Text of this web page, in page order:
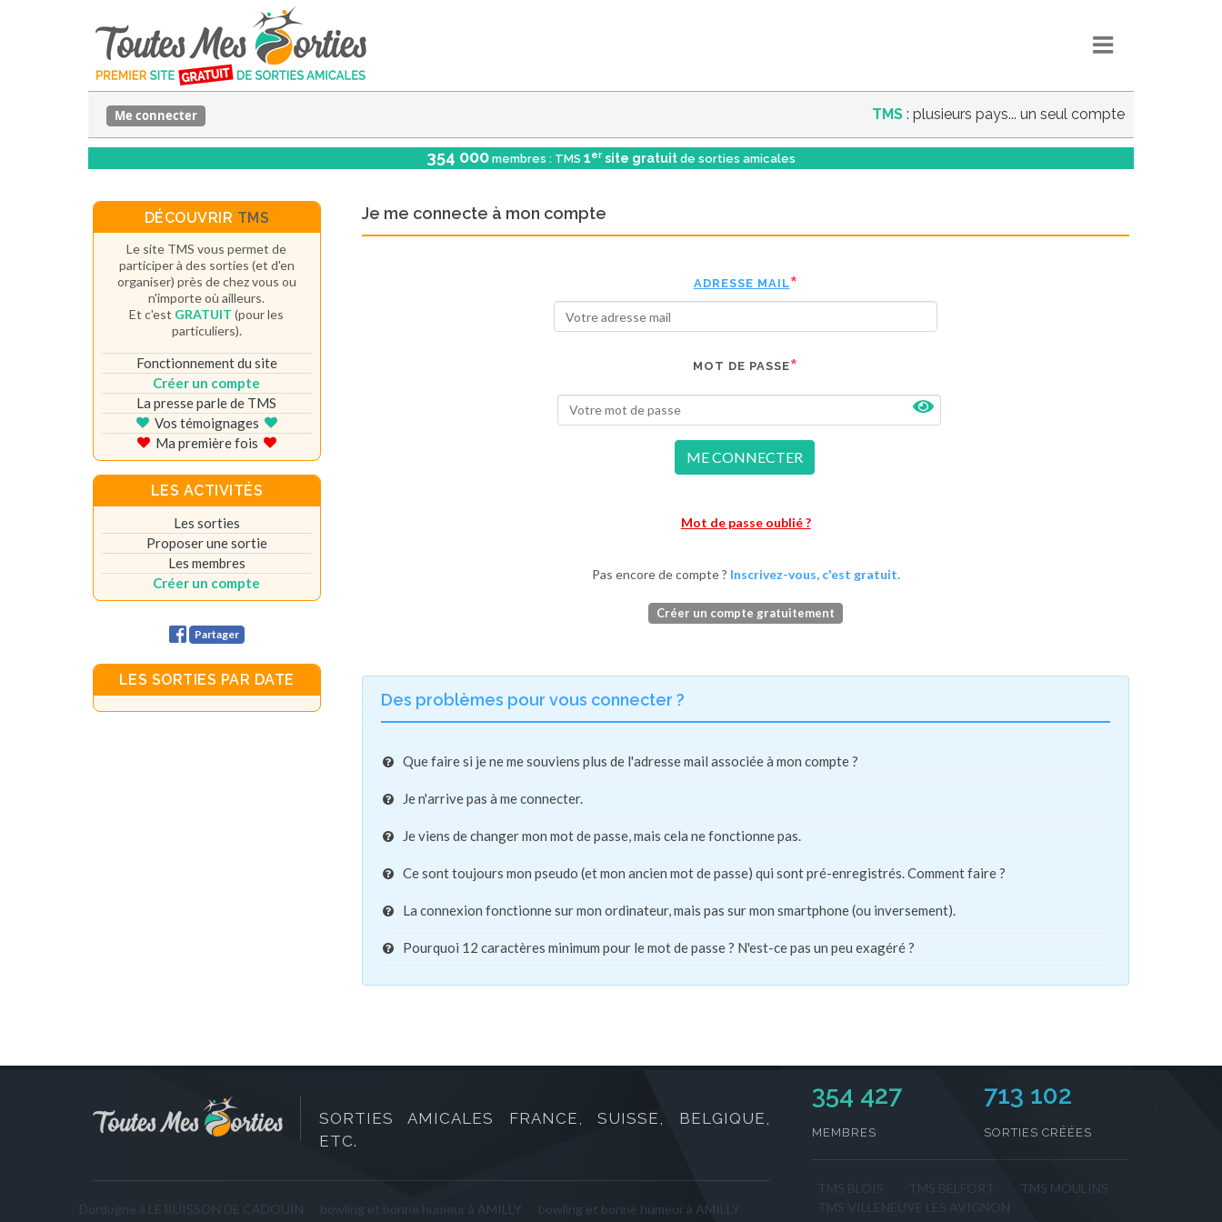
TMS : plusieurs pays... un seul compte
Me connecter
354 000 membres : TMS 1er site gratuit de sorties amicales
Je me connecte à mon compte
ADRESSE MAIL
MOT DE PASSE
ME CONNECTER
Mot de passe oublié ?
Pas encore de compte ? Inscrivez-vous, c'est gratuit.
Créer un compte gratuitement
Des problèmes pour vous connecter ?
Que faire si je ne me souviens plus de l'adresse mail associée à mon compte ?
Je n'arrive pas à me connecter.
Je viens de changer mon mot de passe, mais cela ne fonctionne pas.
Ce sont toujours mon pseudo (et mon ancien mot de passe) qui sont pré-enregistrés. Comment faire ?
La connexion fonctionne sur mon ordinateur, mais pas sur mon smartphone (ou inversement).
Pourquoi 12 caractères minimum pour le mot de passe ? N'est-ce pas un peu exagéré ?
DÉCOUVRIR TMS
Le site TMS vous permet de
participer à des sorties (et d'en
organiser) près de chez vous ou
n'importe où ailleurs.
Et c'est GRATUIT (pour les
particuliers).
Fonctionnement du site
Créer un compte
La presse parle de TMS
Vos témoignages
Ma première fois
LES ACTIVITÉS
Les sorties
Proposer une sortie
Les membres
Créer un compte
Partager
LES SORTIES PAR DATE
SORTIES AMICALES FRANCE, SUISSE, BELGIQUE,
ETC.
Dordogne à LE BUISSON DE CADOUIN bowling et bonne humeur à AMILLY
bowling et bonne humeur à AMILLY
354 427
MEMBRES
713 102
SORTIES CRÉÉES
TMS MOULINS